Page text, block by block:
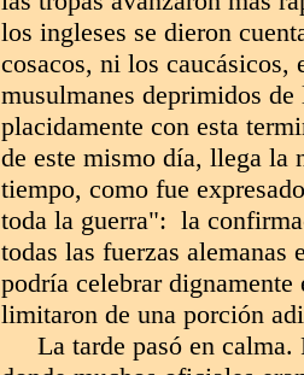
los ingleses se dieron
cosacos, ni los caucásicos,
musulmanes deprimidos
placidamente con esta
de este mismo día, llega la
tiempo, como fue
toda la guerra": la
todas las fuerzas
podría celebrar
limitaron de una porción
La tarde pasó en